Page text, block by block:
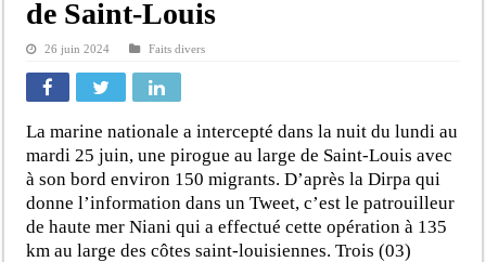
de Saint-Louis
26 juin 2024 Faits divers
La marine nationale a intercepté dans la nuit du lundi au
mardi 25 juin, une pirogue au large de Saint-Louis avec
à son bord environ 150 migrants. D’après la Dirpa qui
donne l’information dans un Tweet, c’est le patrouilleur
de haute mer Niani qui a effectué cette opération à 135
km au large des côtes saint-louisiennes. Trois (03)